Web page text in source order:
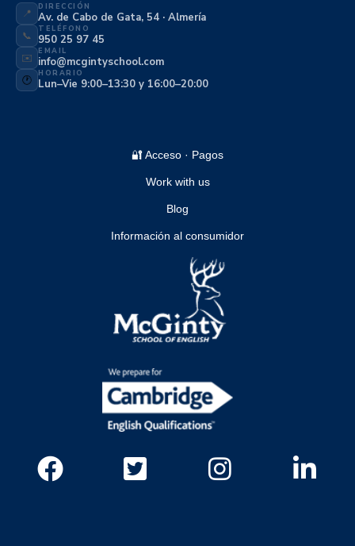
📍
DIRECCIÓN
Av. de Cabo de Gata, 54 · Almería
📞
TELÉFONO
950 25 97 45
✉️
EMAIL
info@mcgintyschool.com
🕐
HORARIO
Lun–Vie 9:00–13:30 y 16:00–20:00
🔐 Acceso · Pagos
Work with us
Blog
Información al consumidor